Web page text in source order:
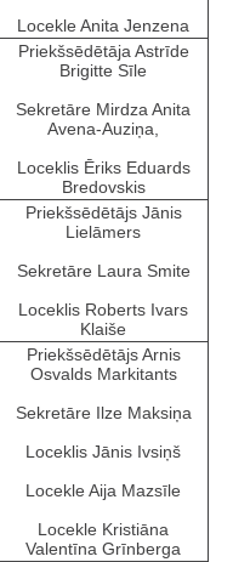
Locekle Anita Jenzena
Priekšsēdētāja Astrīde
Brigitte Sīle
Sekretāre Mirdza Anita
Avena-Auziņa,
Loceklis Ēriks Eduards
Bredovskis
Priekšsēdētājs Jānis
Lielāmers
Sekretāre Laura Smite
Loceklis Roberts Ivars
Klaiše
Priekšsēdētājs Arnis
Osvalds Markitants
Sekretāre Ilze Maksiņa
Loceklis Jānis Ivsiņš
Locekle Aija Mazsīle
Locekle Kristiāna
Valentīna Grīnberga